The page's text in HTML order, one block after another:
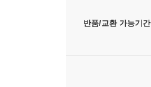
반품/교환 가능기간